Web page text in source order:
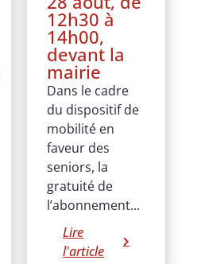
12h30 à
14h00,
devant la
mairie
Dans le cadre
du dispositif de
mobilité en
faveur des
seniors, la
gratuité de
l’abonnement...
Lire
l'article